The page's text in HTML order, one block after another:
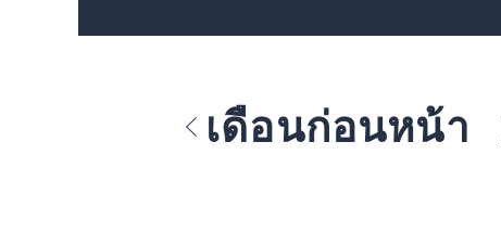
เดือนก่อนหน้า